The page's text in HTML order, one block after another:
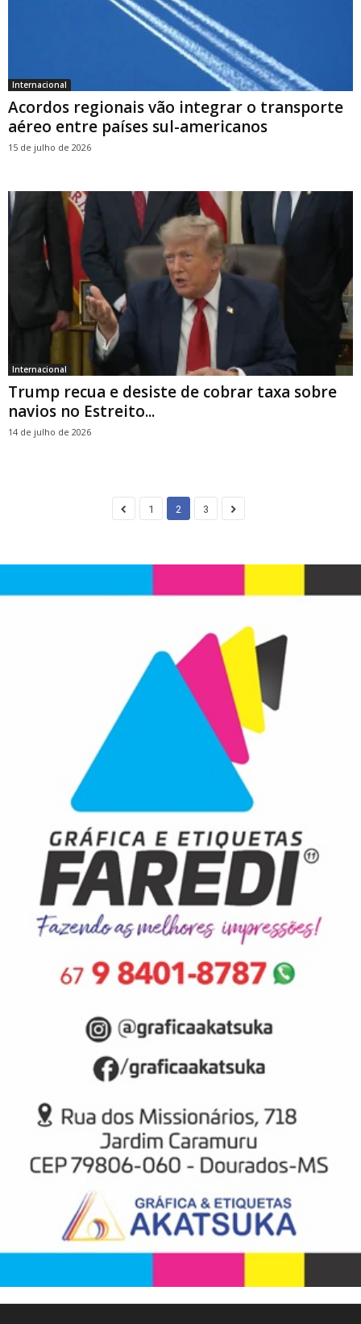
Internacional
Acordos regionais vão integrar o transporte
aéreo entre países sul-americanos
15 de julho de 2026
Internacional
Trump recua e desiste de cobrar taxa sobre
navios no Estreito...
14 de julho de 2026
1 2 3